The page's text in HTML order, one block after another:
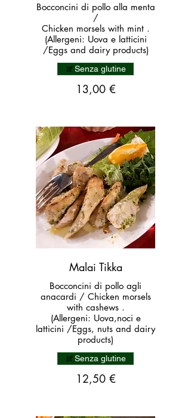
Bocconcini di pollo alla menta
/
Chicken morsels with mint .
(Allergeni: Uova e latticini
/Eggs and dairy products)
13,00 €
Senza glutine
Malai Tikka
Bocconcini di pollo agli
anacardi / Chicken morsels
with cashews .
(Allergeni: Uova,noci e
latticini /Eggs, nuts and dairy
products)
12,50 €
Senza glutine